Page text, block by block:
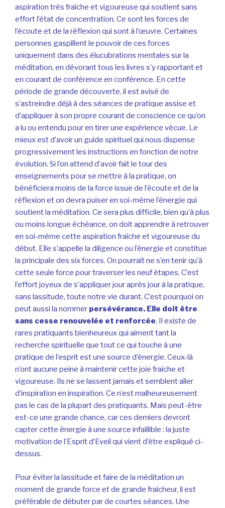
aspiration très fraîche et vigoureuse qui soutient sans
effort l’état de concentration. Ce sont les forces de
l’écoute et de la réflexion qui sont à l’œuvre. Certaines
personnes gaspillent le pouvoir de ces forces
uniquement dans des élucubrations mentales sur la
méditation, en dévorant tous les livres s’y rapportant et
en courant de conférence en conférence. En cette
période de grande découverte, il est avisé de
s’astreindre déjà à des séances de pratique assise et
d’appliquer à son propre courant de conscience ce qu’on
a lu ou entendu pour en tirer une expérience vécue. Le
mieux est d’avoir un guide spirituel qui nous dispense
progressivement les instructions en fonction de notre
évolution. Si l’on attend d’avoir fait le tour des
enseignements pour se mettre à la pratique, on
bénéficiera moins de la force issue de l’écoute et de la
réflexion et on devra puiser en soi-même l’énergie qui
soutient la méditation. Ce sera plus difficile, bien qu’à plus
ou moins longue échéance, on doit apprendre à retrouver
en soi-même cette aspiration fraîche et vigoureuse du
début. Elle s’appelle la diligence ou l’énergie et constitue
la principale des six forces. On pourrait ne s’en tenir qu’à
cette seule force pour traverser les neuf étapes. C’est
l’effort joyeux de s’appliquer jour après jour à la pratique,
sans lassitude, toute notre vie durant. C’est pourquoi on
peut aussi la nommer persévérance. Elle doit être
sans cesse renouvelée et renforcée. Il existe de
rares pratiquants bienheureux qui aiment tant la
recherche spirituelle que tout ce qui touche à une
pratique de l’esprit est une source d’énergie. Ceux-là
n’ont aucune peine à maintenir cette joie fraîche et
vigoureuse. Ils ne se lassent jamais et semblent aller
d’inspiration en inspiration. Ce n’est malheureusement
pas le cas de la plupart des pratiquants. Mais peut-être
est-ce une grande chance, car ces derniers devront
capter cette énergie à une source infaillible : la juste
motivation de l’Esprit d’Eveil qui vient d’être expliqué ci-
dessus.
Pour éviter la lassitude et faire de la méditation un
moment de grande force et de grande fraîcheur, il est
préférable de débuter par de courtes séances. Une